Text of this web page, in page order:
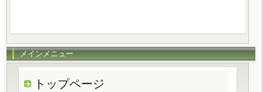
メインメニュー
トップページ